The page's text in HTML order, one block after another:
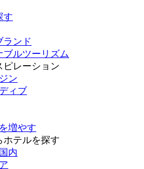
す
ランド
ブルツーリズム
ピレーション
ン
ィブ
増やす
ホテルを探す
内